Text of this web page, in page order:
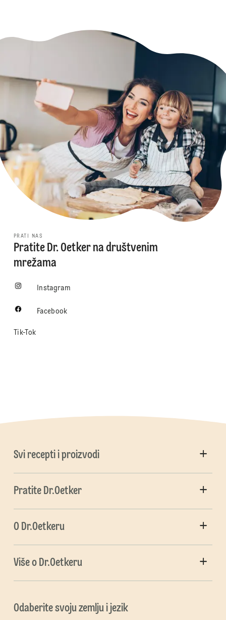
PRATI NAS
Pratite Dr. Oetker na društvenim
mrežama
Instagram
Facebook
Tik-Tok
Svi recepti i proizvodi
Pratite Dr.Oetker
O Dr.Oetkeru
Više o Dr.Oetkeru
Odaberite svoju zemlju i jezik